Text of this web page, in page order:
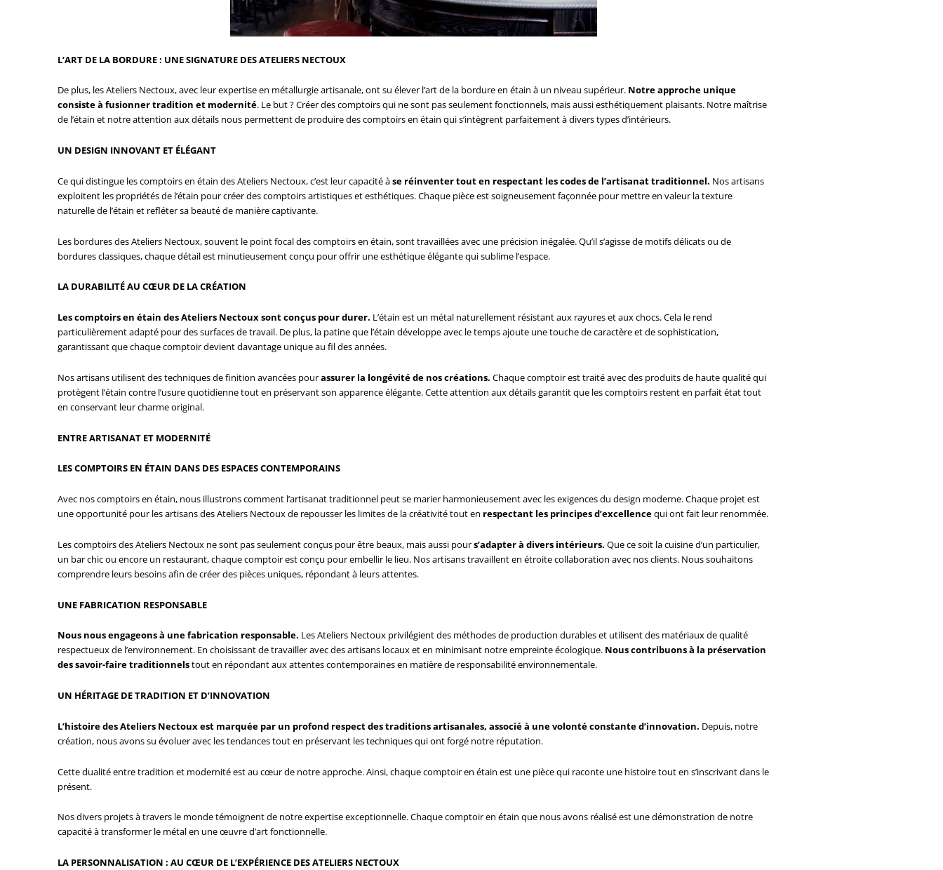
L’ART DE LA BORDURE : UNE SIGNATURE DES ATELIERS NECTOUX
De plus, les Ateliers Nectoux, avec leur expertise en métallurgie artisanale, ont su élever l’art de la bordure en étain à un niveau supérieur. Notre approche unique
consiste à fusionner tradition et modernité. Le but ? Créer des comptoirs qui ne sont pas seulement fonctionnels, mais aussi esthétiquement plaisants. Notre maîtrise
de l’étain et notre attention aux détails nous permettent de produire des comptoirs en étain qui s’intègrent parfaitement à divers types d’intérieurs.
UN DESIGN INNOVANT ET ÉLÉGANT
Ce qui distingue les comptoirs en étain des Ateliers Nectoux, c’est leur capacité àse réinventer tout en respectant les codes de l’artisanat traditionnel. Nos artisans
exploitent les propriétés de l’étain pour créer des comptoirs artistiques et esthétiques. Chaque pièce est soigneusement façonnée pour mettre en valeur la texture
naturelle de l’étain et refléter sa beauté de manière captivante.
Les bordures des Ateliers Nectoux, souvent le point focal des comptoirs en étain, sont travaillées avec une précision inégalée. Qu’il s’agisse de motifs délicats ou de
bordures classiques, chaque détail est minutieusement conçu pour offrir une esthétique élégante qui sublime l’espace.
LA DURABILITÉ AU CŒUR DE LA CRÉATION
Les comptoirs en étain des Ateliers Nectoux sont conçus pour durer. L’étain est un métal naturellement résistant aux rayures et aux chocs. Cela le rend
particulièrement adapté pour des surfaces de travail. De plus, la patine que l’étain développe avec le temps ajoute une touche de caractère et de sophistication,
garantissant que chaque comptoir devient davantage unique au fil des années.
Nos artisans utilisent des techniques de finition avancées pourassurer la longévité de nos créations. Chaque comptoir est traité avec des produits de haute qualité qui
protègent l’étain contre l’usure quotidienne tout en préservant son apparence élégante. Cette attention aux détails garantit que les comptoirs restent en parfait état tout
en conservant leur charme original.
ENTRE ARTISANAT ET MODERNITÉ
LES COMPTOIRS EN ÉTAIN DANS DES ESPACES CONTEMPORAINS
Avec nos comptoirs en étain, nous illustrons comment l’artisanat traditionnel peut se marier harmonieusement avec les exigences du design moderne. Chaque projet est
une opportunité pour les artisans des Ateliers Nectoux de repousser les limites de la créativité tout en respectant les principes d’excellencequi ont fait leur renommée.
Les comptoirs des Ateliers Nectoux ne sont pas seulement conçus pour être beaux, mais aussi pours’adapter à divers intérieurs. Que ce soit la cuisine d’un particulier,
un bar chic ou encore un restaurant, chaque comptoir est conçu pour embellir le lieu. Nos artisans travaillent en étroite collaboration avec nos clients. Nous souhaitons
comprendre leurs besoins afin de créer des pièces uniques, répondant à leurs attentes.
UNE FABRICATION RESPONSABLE
Nous nous engageons à une fabrication responsable. Les Ateliers Nectoux privilégient des méthodes de production durables et utilisent des matériaux de qualité
respectueux de l’environnement. En choisissant de travailler avec des artisans locaux et en minimisant notre empreinte écologique. Nous contribuons à la préservation
des savoir-faire traditionnelstout en répondant aux attentes contemporaines en matière de responsabilité environnementale.
UN HÉRITAGE DE TRADITION ET D’INNOVATION
L’histoire des Ateliers Nectoux est marquée par un profond respect des traditions artisanales, associé à une volonté constante d’innovation. Depuis, notre
création, nous avons su évoluer avec les tendances tout en préservant les techniques qui ont forgé notre réputation.
Cette dualité entre tradition et modernité est au cœur de notre approche. Ainsi, chaque comptoir en étain est une pièce qui raconte une histoire tout en s’inscrivant dans le
présent.
Nos divers projets à travers le monde témoignent de notre expertise exceptionnelle. Chaque comptoir en étain que nous avons réalisé est une démonstration de notre
capacité à transformer le métal en une œuvre d’art fonctionnelle.
LA PERSONNALISATION : AU CŒUR DE L’EXPÉRIENCE DES ATELIERS NECTOUX